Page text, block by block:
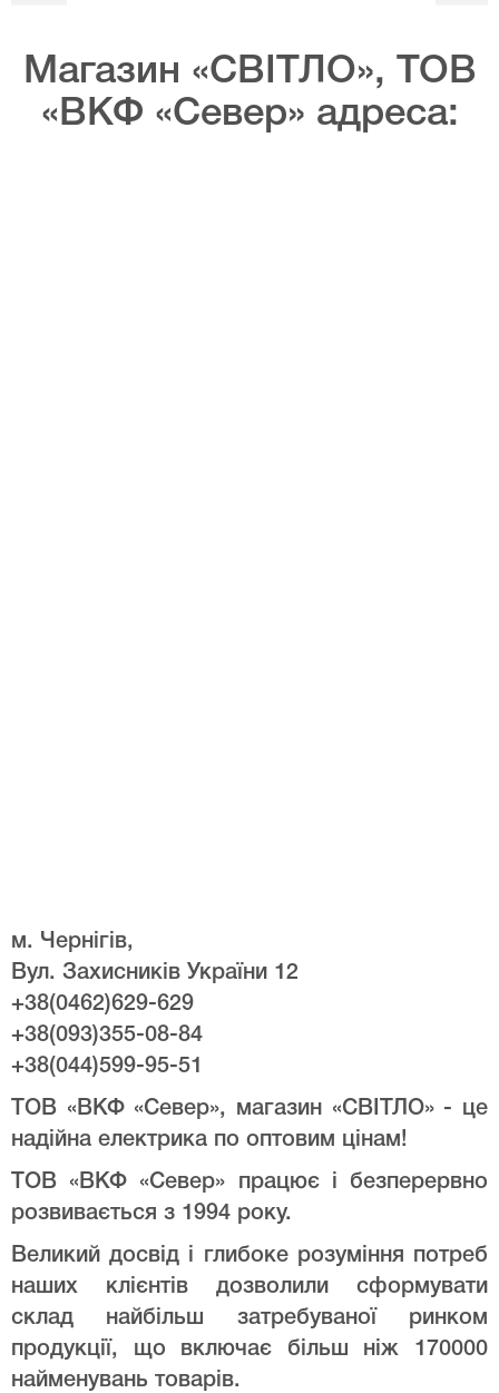
Магазин «СВІТЛО», ТОВ
«ВКФ «Север» адреса:
м. Чернігів,
Вул. Захисників України 12
+38(0462)629-629
+38(093)355-08-84
+38(044)599-95-51
ТОВ «ВКФ «Север», магазин «СВІТЛО» - це
надійна електрика по оптовим цінам!
ТОВ «ВКФ «Север» працює і безперервно
розвивається з 1994 року.
Великий досвід і глибоке розуміння потреб
наших клієнтів дозволили сформувати
склад найбільш затребуваної ринком
продукції, що включає більш ніж 170000
найменувань товарів.